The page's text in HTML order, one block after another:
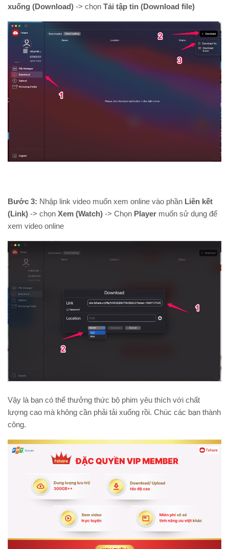
xuống (Download) -> chọn Tải tập tin (Download file)
Bước 3: Nhập link video muốn xem online vào phần Liên kết
(Link) -> chọn Xem (Watch) -> Chọn Player muốn sử dụng để
xem video online
Vậy là bạn có thể thưởng thức bộ phim yêu thích với chất
lượng cao mà không cần phải tải xuống rồi. Chúc các bạn thành
công.